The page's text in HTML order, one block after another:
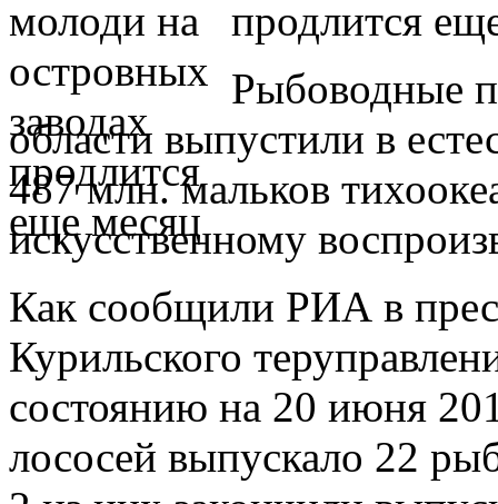
продлится
Рыбоводные
области выпустили в
487 млн. мальков
искусственному
Как сообщили РИА в
Курильского
состоянию на 20 июня
лососей выпускало 22